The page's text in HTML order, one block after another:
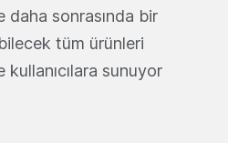
daha sonrasında bir
tüm ürünleri
sunuyor